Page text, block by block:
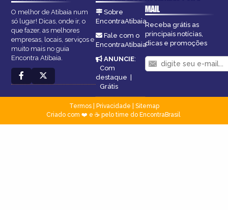
O melhor de Atibaia num
só lugar! Dicas, onde ir, o
que fazer, as melhores
empresas, locais, serviços e
muito mais no guia
Encontra Atibaia.
Sobre
EncontraAtibaia
Fale com o
EncontraAtibaia
ANUNCIE:
Com
destaque |
Grátis
MAIL
Receba grátis as
principais notícias,
dicas e promoções
Termos| Privacidade
Sitemap
Criado com ❤️ e ☕ pelo time do EncontraBrasil